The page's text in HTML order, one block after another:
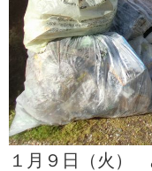
１月９日（火）